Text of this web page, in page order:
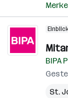
BIPA
St.